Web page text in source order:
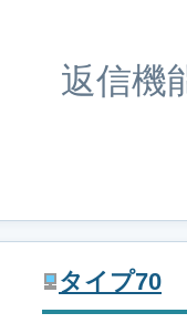
返信機
タイプ70